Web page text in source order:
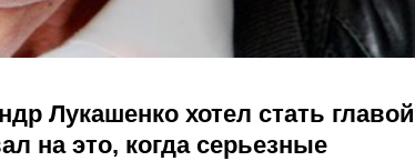
Лукашенко хотел стать главой
на это, когда серьезные